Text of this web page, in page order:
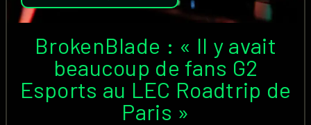
BrokenBlade : « Il y avait
beaucoup de fans G2
Esports au LEC Roadtrip de
Paris »